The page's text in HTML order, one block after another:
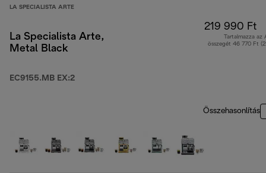
LA SPECIALISTA ARTE
La Specialista Arte,
Metal Black
EC9155.MB EX:2
219 990 Ft
Tartalmazza az
összegét 46 770 Ft
Összehasonlítás